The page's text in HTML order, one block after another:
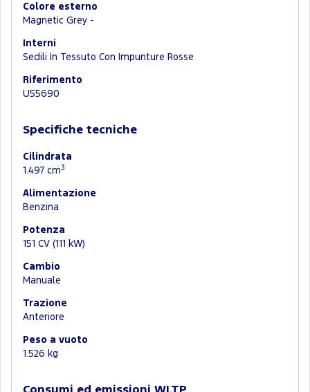
Colore esterno
Magnetic Grey -
Interni
Sedili In Tessuto Con Impunture Rosse
Riferimento
U55690
Specifiche tecniche
Cilindrata
1.497 cm3
Alimentazione
Benzina
Potenza
151 CV (111 kW)
Cambio
Manuale
Trazione
Anteriore
Peso a vuoto
1.526 kg